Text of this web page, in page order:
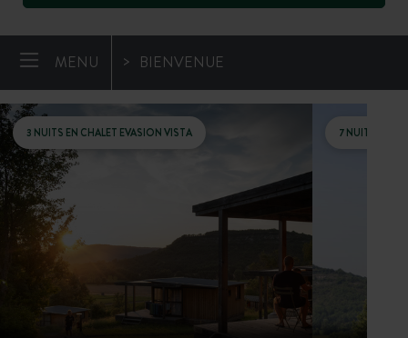
MENU BIENVENUE
3 NUITS EN CHALET EVASION VISTA 7 NUITS EN